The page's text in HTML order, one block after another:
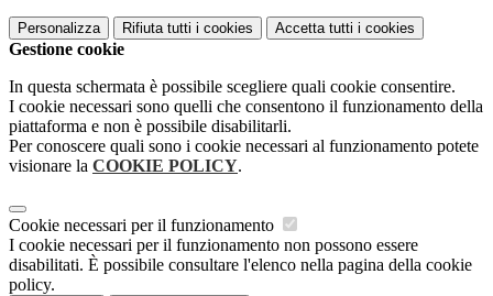
Personalizza Rifiuta tutti i cookies Accetta tutti i cookies
Gestione cookie
In questa schermata è possibile scegliere quali cookie consentire.
I cookie necessari sono quelli che consentono il funzionamento della
piattaforma e non è possibile disabilitarli.
Per conoscere quali sono i cookie necessari al funzionamento potete
visionare la COOKIE POLICY.
Cookie necessari per il funzionamento
I cookie necessari per il funzionamento non possono essere
disabilitati. È possibile consultare l'elenco nella pagina della cookie
policy.